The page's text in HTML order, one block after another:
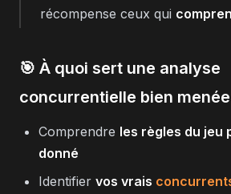
récompense ceux qui
🎯 À quoi sert une analyse
concurrentielle bien
Comprendre les règles du jeu
donné
Identifier vos vrais